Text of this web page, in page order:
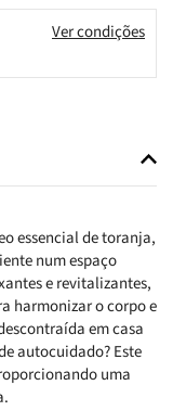
Ver condições
essencial de toranja,
num espaço
e revitalizantes,
harmonizar o corpo e
em casa
autocuidado? Este
uma